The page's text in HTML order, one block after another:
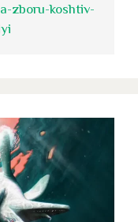
zboru-koshtiv-